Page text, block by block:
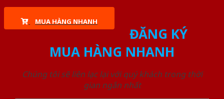
MUA HÀNG NHANH
ĐĂNG KÝ
MUA HÀNG NHANH
Chúng tôi sẽ liên lạc lại với quý khách trong thời
gian ngắn nhất